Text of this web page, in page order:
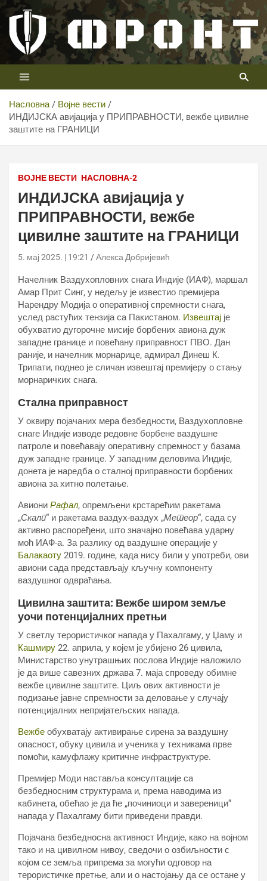
Скип
цонтент
Телевизија ФРОНТ
Први војни канал у Србији
Насловна
Војне вести
ИНДИЈСКА авијација у ПРИПРАВНОСТИ, вежбе цивилне
заштите на ГРАНИЦИ
ВОЈНЕ ВЕСТИ НАСЛОВНА-2
ИНДИЈСКА авијација у
ПРИПРАВНОСТИ, вежбе
цивилне заштите на ГРАНИЦИ
5. мај 2025. | 19:21 Алекса Добријевић
Начелник Ваздухопловних снага Индије (ИАФ), маршал
Амар Прит Синг, у недељу је известио премијера
Нарендру Модија о оперативној спремности снага,
услед растућих тензија са Пакистаном. Извештај је
обухватио дугорочне мисије борбених авиона дуж
западне границе и повећану приправност ПВО. Дан
раније, и начелник морнарице, адмирал Динеш К.
Трипати, поднео је сличан извештај премијеру о стању
морнаричких снага.
Стална приправност
У оквиру појачаних мера безбедности, Ваздухопловне
снаге Индије изводе редовне борбене ваздушне
патроле и повећавају оперативну спремност у базама
дуж западне границе. У западним деловима Индије,
донета је наредба о сталној приправности борбених
авиона за хитно полетање.
Авиони Рафал, опремљени крстарећим ракетама
„Скалп“ и ракетама ваздух-ваздух „Метеор“, сада су
активно распоређени, што значајно повећава ударну
моћ ИАФ-а. За разлику од ваздушне операције у
Балакаоту 2019. године, када нису били у употреби, ови
авиони сада представљају кључну компоненту
ваздушног одвраћања.
Цивилна заштита: Вежбе широм земље
уочи потенцијалних претњи
У светлу терористичког напада у Пахалгаму, у Џаму и
Кашмиру 22. априла, у којем је убијено 26 цивила,
Министарство унутрашњих послова Индије наложило
је да више савезних држава 7. маја спроведу обимне
вежбе цивилне заштите. Циљ ових активности је
подизање јавне спремности за деловање у случају
потенцијалних непријатељских напада.
Вежбе обухватају активирање сирена за ваздушну
опасност, обуку цивила и ученика у техникама прве
помоћи, камуфлажу критичне инфраструктуре.
Премијер Моди наставља консултације са
безбедносним структурама и, према наводима из
кабинета, обећао је да ће „починиоци и завереници“
напада у Пахалгаму бити приведени правди.
Појачана безбедносна активност Индије, како на војном
тако и на цивилном нивоу, сведочи о озбиљности с
којом се земља припрема за могући одговор на
терористичке претње, али и о настојању да се остане у